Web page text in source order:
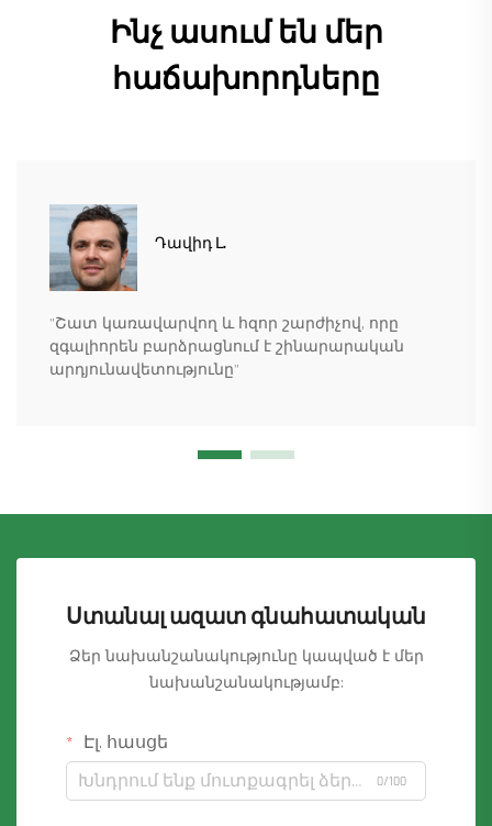
Ինչ ասում են մեր
հաճախորդները
Դավիդ Լ.
"Շատ կառավարվող և հզոր շարժիչով, որը
զգալիորեն բարձրացնում է շինարարական
արդյունավետությունը"
Ստանալ ազատ գնահատական
Ձեր նախանշանակությունը կապված է մեր
նախանշանակությամբ:
Էլ. հասցե
0/100